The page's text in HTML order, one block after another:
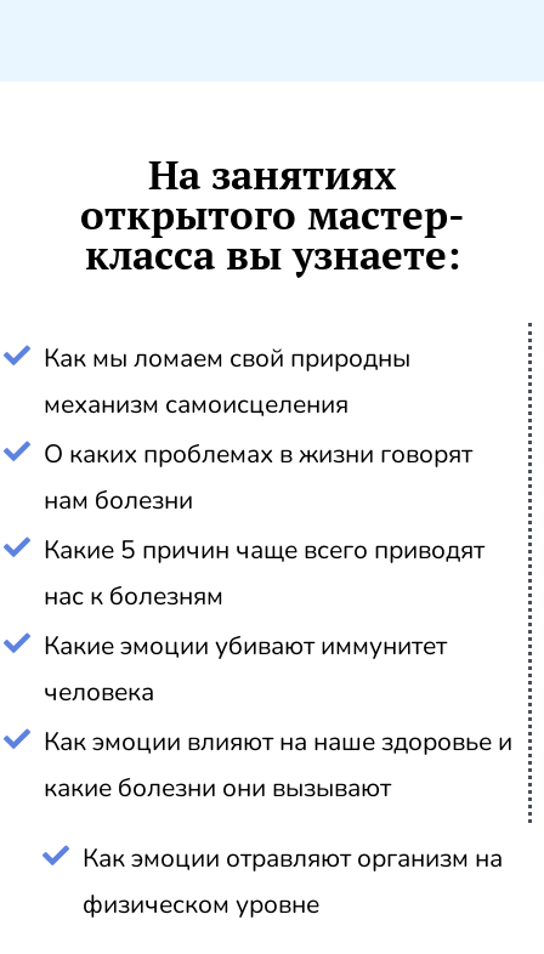
На занятиях
открытого мастер-
класса вы узнаете:
Как мы ломаем свой природны
механизм самоисцеления
О каких проблемах в жизни говорят
нам болезни
Какие 5 причин чаще всего приводят
нас к болезням
Какие эмоции убивают иммунитет
человека
Как эмоции влияют на наше здоровье и
какие болезни они вызывают
Как эмоции отравляют организм на
физическом уровне